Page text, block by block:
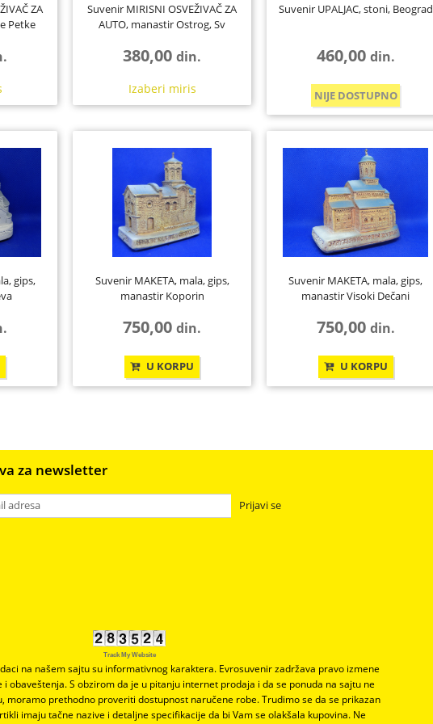
ZA
Petke
Suvenir MIRISNI OSVEŽIVAČ ZA
AUTO, manastir Ostrog, Sv
380,00din.
Izaberi miris
Suvenir UPALJAC, stoni, Beograd
460,00 din.
NIJE DOSTUPNO
gips,
Suvenir MAKETA, mala, gips,
manastir Koporin
750,00din.
U KORPU
Suvenir MAKETA, mala, gips,
manastir Visoki Dečani
750,00 din.
U KORPU
za newsletter
Prijavi se
Track My Website
na našem sajtu su informativnog karaktera. Evrosuvenir zadržava pravo izmene
obaveštenja. S obzirom da je u pitanju internet prodaja i da se ponuda na sajtu ne
moramo prethodno proveriti dostupnost naručene robe. Trudimo se da se prikazan
imaju tačne nazive i detaljne specifikacije da bi Vam se olakšala kupovina. Ne